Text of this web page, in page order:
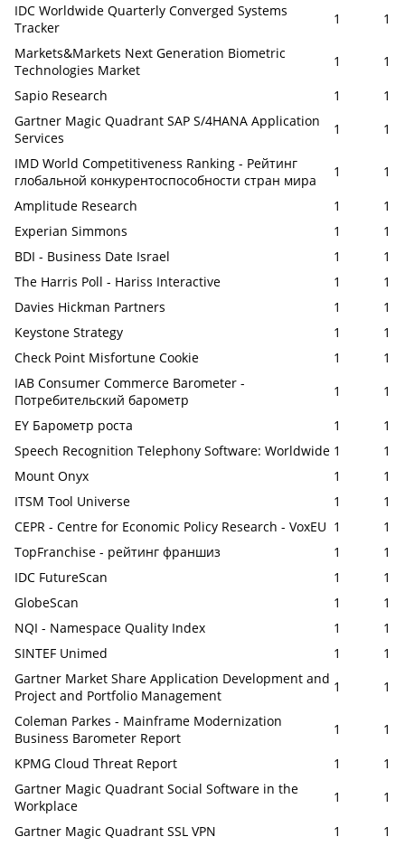
IDC Worldwide Quarterly Converged Systems
Tracker
1
1
Markets&Markets Next Generation Biometric
Technologies Market
1
1
Sapio Research
1
1
Gartner Magic Quadrant SAP S/4HANA Application
Services
1
1
IMD World Competitiveness Ranking - Рейтинг
глобальной конкурентоспособности стран мира
1
1
Amplitude Research
1
1
Experian Simmons
1
1
BDI - Business Date Israel
1
1
The Harris Poll - Hariss Interactive
1
1
Davies Hickman Partners
1
1
Keystone Strategy
1
1
Check Point Misfortune Cookie
1
1
IAB Consumer Commerce Barometer -
Потребительский барометр
1
1
EY Барометр роста
1
1
Speech Recognition Telephony Software: Worldwide 1
1
Mount Onyx
1
1
ITSM Tool Universe
1
1
CEPR - Centre for Economic Policy Research - VoxEU 1
1
TopFranchise - рейтинг франшиз
1
1
IDC FutureScan
1
1
GlobeScan
1
1
NQI - Namespace Quality Index
1
1
SINTEF Unimed
1
1
Gartner Market Share Application Development and
Project and Portfolio Management
1
1
Coleman Parkes - Mainframe Modernization
Business Barometer Report
1
1
KPMG Cloud Threat Report
1
1
Gartner Magic Quadrant Social Software in the
Workplace
1
1
Gartner Magic Quadrant SSL VPN
1
1